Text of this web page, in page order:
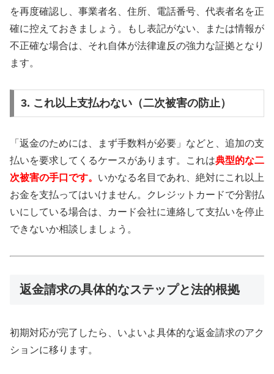
を再度確認し、事業者名、住所、電話番号、代表者名を正
確に控えておきましょう。もし表記がない、または情報が
不正確な場合は、それ自体が法律違反の強力な証拠となり
ます。
3. これ以上支払わない（二次被害の防止）
「返金のためには、まず手数料が必要」などと、追加の支
払いを要求してくるケースがあります。これは典型的な二
次被害の手口です。 いかなる名目であれ、絶対にこれ以上
お金を支払ってはいけません。クレジットカードで分割払
いにしている場合は、カード会社に連絡して支払いを停止
できないか相談しましょう。
返金請求の具体的なステップと法的根拠
初期対応が完了したら、いよいよ具体的な返金請求のアク
ションに移ります。